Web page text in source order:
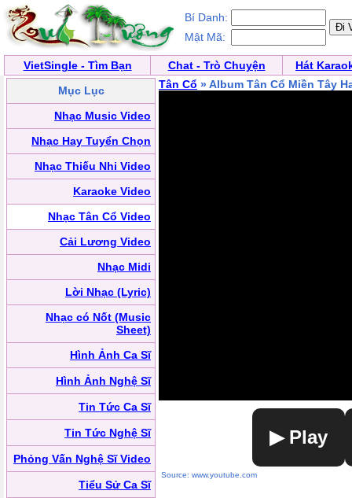
Bí Danh:
Mật Mã:
VietSingle - Tìm Bạn Chat - Trò Chuyện
Hát
Mục Lục
Nhạc Music Video
Nhạc Hay Tuyển Chọn
Nhạc Thiếu Nhi Video
Karaoke Video
Nhạc Tân Cổ Video
Cải Lương Video
Nhạc Midi
Lời Nhạc (Lyric)
Nhạc có Nốt (Music
Sheet)
Hình Ảnh Ca Sĩ
Hình Ảnh Nghệ Sĩ
Tin Tức Ca Sĩ
Tin Tức Nghệ Sĩ
Phỏng Vấn Nghệ Sĩ Video
Tiểu Sử Ca Sĩ
Tân Cổ » Album Tân Cổ Miền Tây
▶ Play
Source: www.youtube.com